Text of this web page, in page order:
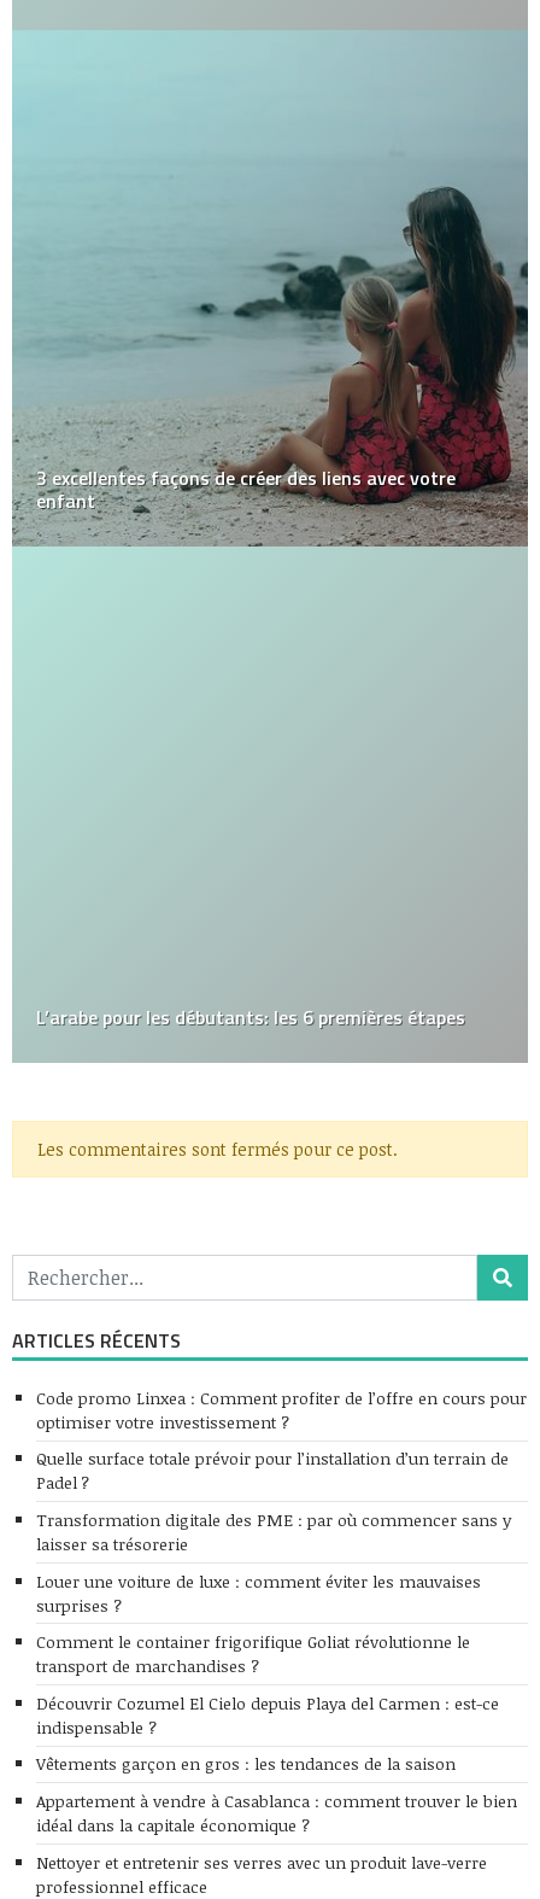
3 excellentes façons de créer des liens avec votre
enfant
L’arabe pour les débutants: les 6 premières étapes
Les commentaires sont fermés pour ce post.
ARTICLES RÉCENTS
Code promo Linxea : Comment profiter de l’offre en cours pour
optimiser votre investissement ?
Quelle surface totale prévoir pour l’installation d’un terrain de
Padel ?
Transformation digitale des PME : par où commencer sans y
laisser sa trésorerie
Louer une voiture de luxe : comment éviter les mauvaises
surprises ?
Comment le container frigorifique Goliat révolutionne le
transport de marchandises ?
Découvrir Cozumel El Cielo depuis Playa del Carmen : est-ce
indispensable ?
Vêtements garçon en gros : les tendances de la saison
Appartement à vendre à Casablanca : comment trouver le bien
idéal dans la capitale économique ?
Nettoyer et entretenir ses verres avec un produit lave-verre
professionnel efficace